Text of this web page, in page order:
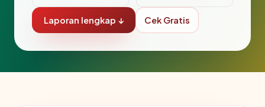
Laporan lengkap ↓ Cek Gratis